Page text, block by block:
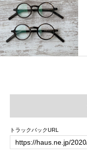
トラックバックURL